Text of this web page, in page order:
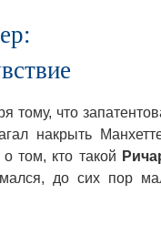
тому, что
накрыть
том, кто такой
до сих пор